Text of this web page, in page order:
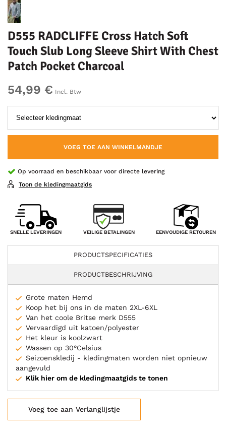
D555 RADCLIFFE Cross Hatch Soft
Touch Slub Long Sleeve Shirt With Chest
Patch Pocket Charcoal
54,99 € Incl. Btw
VOEG TOE AAN WINKELMANDJE
Op voorraad en beschikbaar voor directe levering
Toon de kledingmaatgids
SNELLE LEVERINGEN VEILIGE BETALINGEN EENVOUDIGE RETOUREN
PRODUCTSPECIFICATIES
PRODUCTBESCHRIJVING
Grote maten Hemd
Koop het bij ons in de maten 2XL-6XL
Van het coole Britse merk D555
Vervaardigd uit katoen/polyester
Het kleur is koolzwart
Wassen op 30°Celsius
Seizoenskledij - kledingmaten worden niet opnieuw
aangevuld
Klik hier om de kledingmaatgids te tonen
Voeg toe aan Verlanglijstje